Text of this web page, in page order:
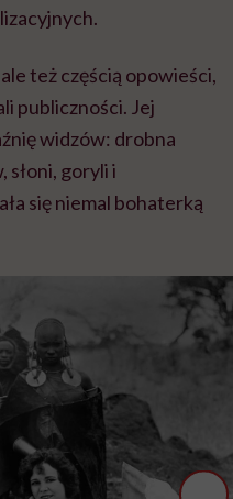
też częścią opowieści,
publiczności. Jej
widzów: drobna
słoni, goryli i
się niemal bohaterką